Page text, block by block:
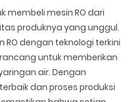
membeli mesin RO dari
produknya yang unggul.
dengan teknologi terkini
untuk memberikan
air. Dengan
dan proses produksi